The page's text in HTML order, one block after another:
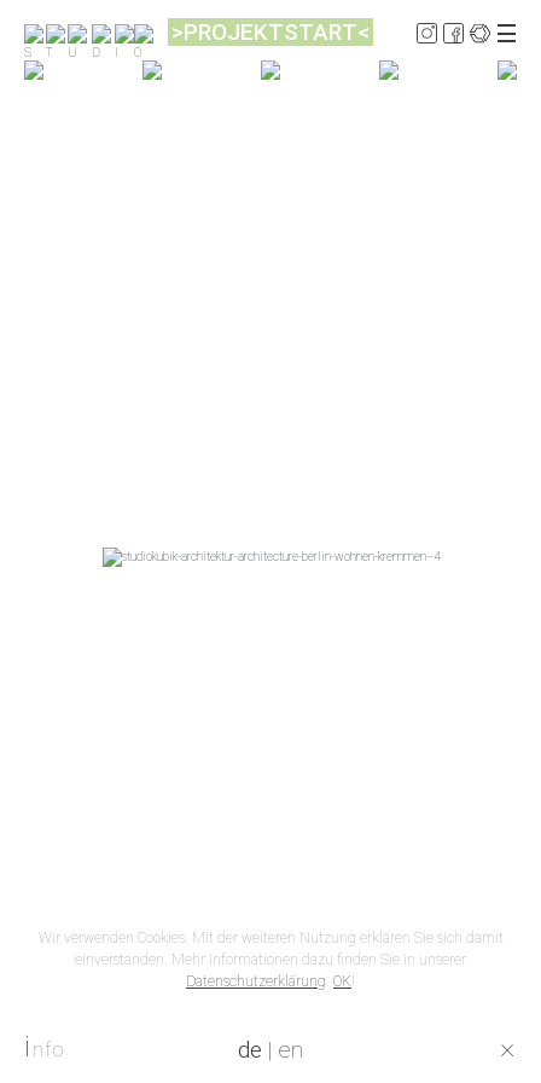
>PROJEKTSTART<
Wir verwenden Cookies. Mit der weiteren Nutzung erklären Sie sich damit
einverstanden. Mehr Informationen dazu finden Sie in unserer
Datenschutzerklärung. OK!
i de | en ×